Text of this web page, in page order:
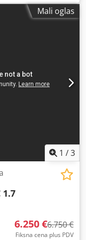
je zameniti četkice,
isporuka.
Mali oglas
1 /3
1.7
6.250 €6.750 €
Fiksna cena plus PDV